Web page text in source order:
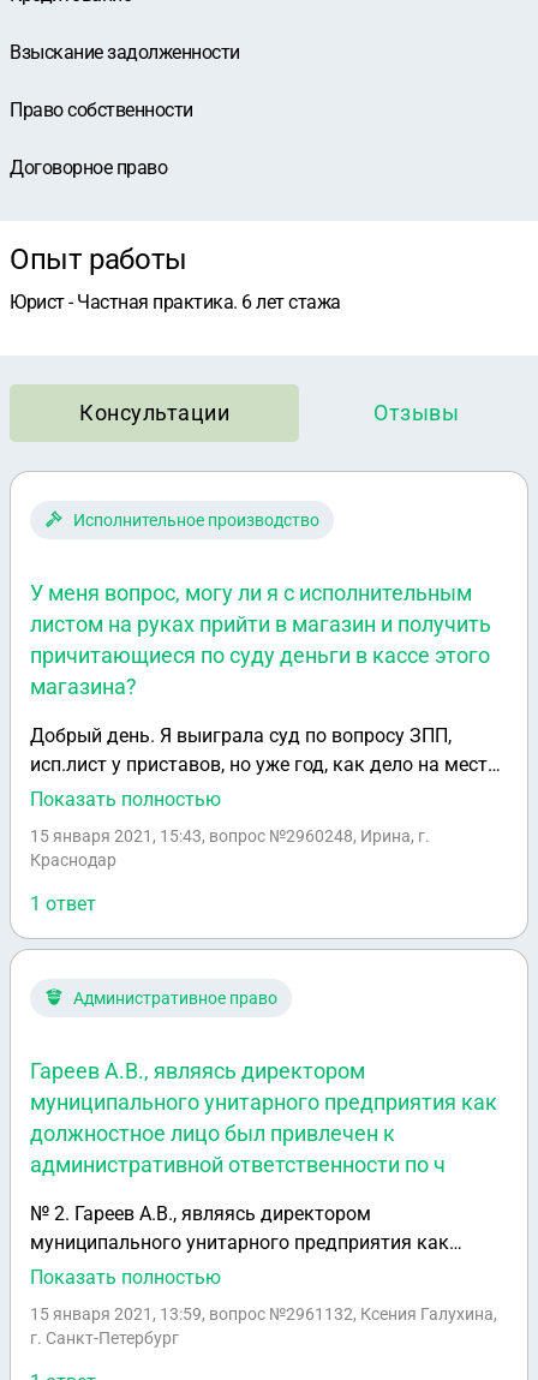
Взыскание задолженности
Право собственности
Договорное право
Опыт работы
Юрист - Частная практика. 6 лет стажа
Консультации Отзывы
Исполнительное производство
У меня вопрос, могу ли я с исполнительным
листом на руках прийти в магазин и получить
причитающиеся по суду деньги в кассе этого
магазина?
Добрый день. Я выиграла суд по вопросу ЗПП,
исп.лист у приставов, но уже год, как дело на месте,
хотя ответчик - крупная федеральная торговая
меня вопрос, могу ли я с исполнительным листом на
по суду деньги в кассе этого магазина?
Показать полностью
15 января 2021, 15:43, вопрос №2960248, Ирина, г.
Краснодар
1 ответ
Административное право
Гареев А.В., являясь директором
муниципального унитарного предприятия как
должностное лицо был привлечен к
административной ответственности по ч
№ 2. Гареев А.В., являясь директором
муниципального унитарного предприятия как
должностное лицо был привлечен к
КоАП РФ, и был подвергнут административному
Показать полностью
15 января 2021, 13:59, вопрос №2961132, Ксения Галухина,
г. Санкт-Петербург